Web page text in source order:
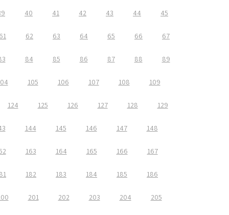
40 41 42 43 44 45
62 63 64 65 66 67
84 85 86 87 88 89
105 106 107 108 109
124 125 126 127 128 129
144 145 146 147 148
163 164 165 166 167
182 183 184 185 186
201 202 203 204 205